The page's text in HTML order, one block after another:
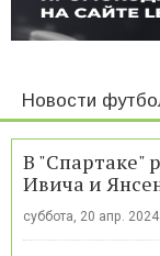
Новости
В "Спартаке"
Ивича и
суббота, 20 апр.